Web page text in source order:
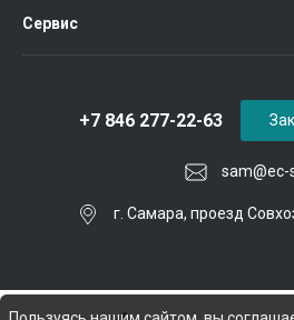
Сервис
sam@ec-
+7 846 277-22-63
г. Самара, проезд